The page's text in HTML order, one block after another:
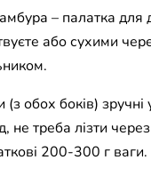
– палатка для
або сухими
обох боків) зручні
не треба лізти
200-300 г ваги.